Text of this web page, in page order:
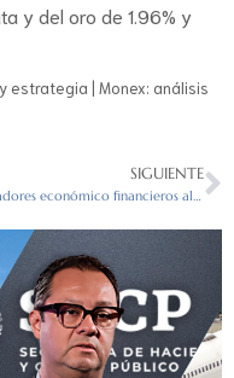
y del oro de 1.96% y
estrategia | Monex: análisis
SIGUIENTE
Indicadores económico financieros al cierre del 12/09/2022